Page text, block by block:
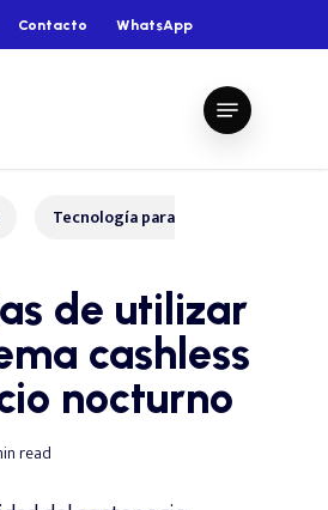
Contacto WhatsApp
Menu
Tecnología para
de utilizar
cashless
nocturno
read